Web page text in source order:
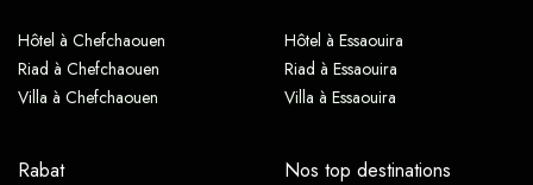
Hôtel à Chefchaouen
Riad à Chefchaouen
Villa à Chefchaouen
Hôtel à Essaouira
Riad à Essaouira
Villa à Essaouira
Rabat Nos top destinations